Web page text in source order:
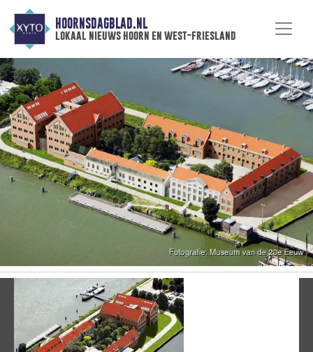
HOORNSDAGBLAD.NL
lokaal nieuws hoorn en west-friesland
Vorige